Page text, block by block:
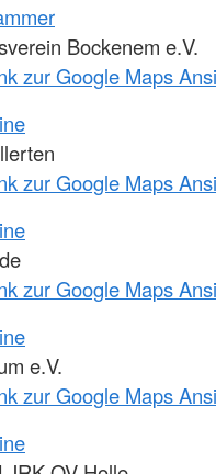
Bockenem e.V.
zur Google Maps
zur Google Maps
zur Google Maps
e.V.
zur Google Maps